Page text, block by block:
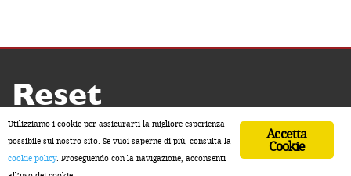
Reset
Accetta
Cookie
Utilizziamo i cookie per assicurarti la migliore esperienza
possibile sul nostro sito. Se vuoi saperne di più, consulta la
cookie policy. Proseguendo con la navigazione, acconsenti